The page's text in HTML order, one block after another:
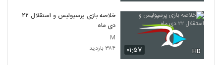
۰۱:۵۷ HD
خلاصه بازی پرسپولیس و استقلال ۲۲
دی ماه
M
۳۸۴ بازدید